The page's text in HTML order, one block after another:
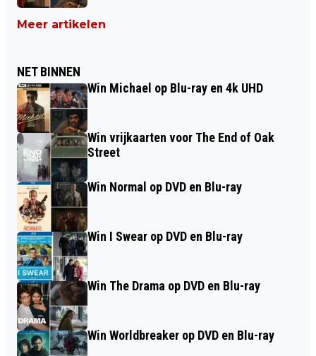
Meer artikelen
NET BINNEN
Win Michael op Blu-ray en 4k UHD
Win vrijkaarten voor The End of Oak
Street
Win Normal op DVD en Blu-ray
Win I Swear op DVD en Blu-ray
Win The Drama op DVD en Blu-ray
Win Worldbreaker op DVD en Blu-ray